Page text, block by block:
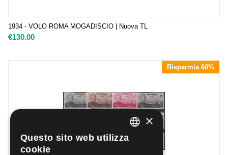
1934 - VOLO ROMA MOGADISCIO | Nuova TL
€130.00
Risparmia 60%
ITALIAN
×
Questo sito web utilizza
cookie